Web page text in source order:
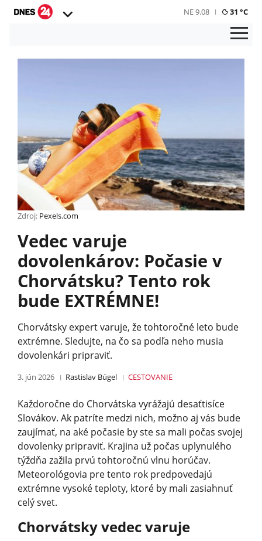
NE 9.08 31 °C
Zdroj: Pexels.com
Vedec varuje
dovolenkárov: Počasie v
Chorvátsku? Tento rok
bude EXTRÉMNE!
Chorvátsky expert varuje, že tohtoročné leto bude
extrémne. Sledujte, na čo sa podľa neho musia
dovolenkári pripraviť.
3. jún 2026 Rastislav Búgel CESTOVANIE
Každoročne do Chorvátska vyrážajú desaťtisíce
Slovákov. Ak patríte medzi nich, možno aj vás bude
zaujímať, na aké počasie by ste sa mali počas svojej
dovolenky pripraviť. Krajina už počas uplynulého
týždňa zažila prvú tohtoročnú vlnu horúčav.
Meteorológovia pre tento rok predpovedajú
extrémne vysoké teploty, ktoré by mali zasiahnuť
celý svet.
Chorvátsky vedec varuje